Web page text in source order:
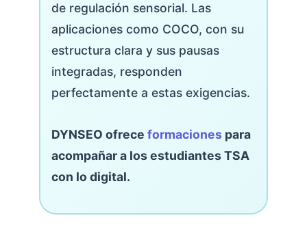
de regulación sensorial. Las
aplicaciones como COCO, con su
estructura clara y sus pausas
integradas, responden
perfectamente a estas exigencias.
DYNSEO ofrece formaciones para
acompañar a los estudiantes TSA
con lo digital.